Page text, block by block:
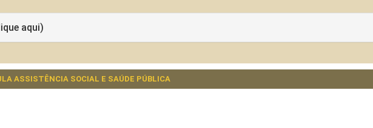
aqui)
ASSISTÊNCIA SOCIAL E SAÚDE PÚBLICA